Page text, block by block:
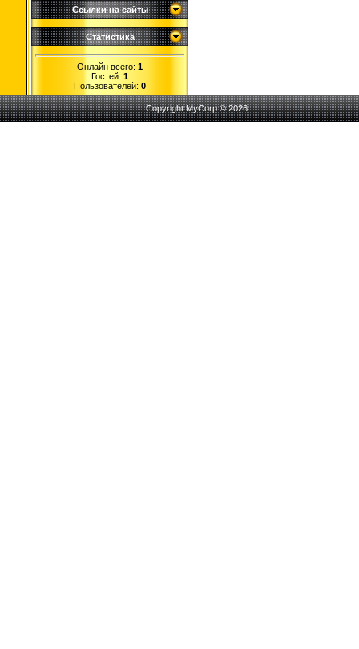
Ссылки на сайты
Статистика
Онлайн всего: 1
Гостей: 1
Пользователей: 0
Copyright MyCorp © 2026